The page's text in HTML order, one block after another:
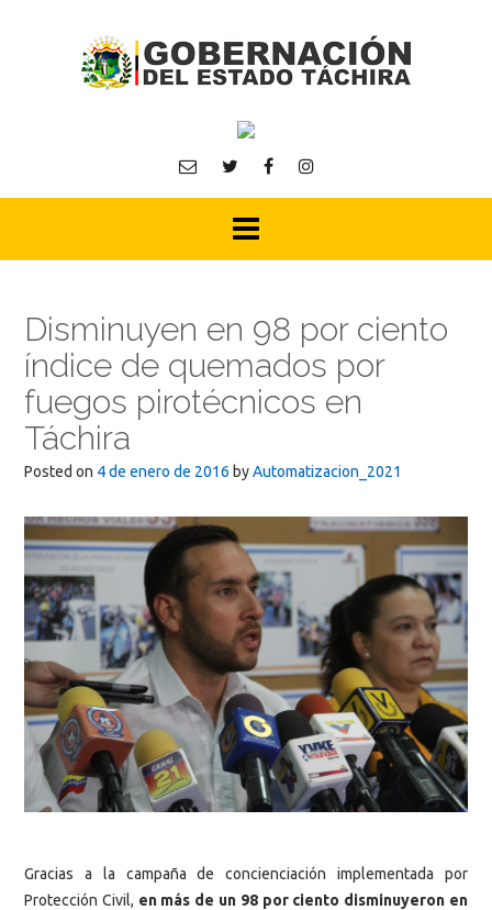
Disminuyen en 98 por ciento
índice de quemados por
fuegos pirotécnicos en
Táchira
Posted on 4 de enero de 2016 byAutomatizacion_2021
Gracias a la campaña de concienciación implementada por
Protección Civil, en más de un 98 por ciento disminuyeron en